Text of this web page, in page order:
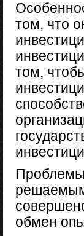
том, что
том,
Проблемы
обмен